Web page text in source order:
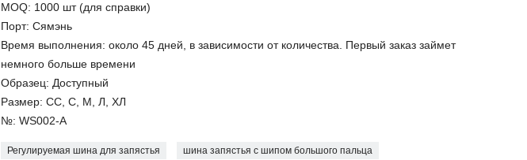
MOQ: 1000 шт (для справки)
Порт: Сямэнь
Время выполнения: около 45 дней, в зависимости от количества. Первый заказ займет
немного больше времени
Образец: Доступный
Размер: СС, С, М, Л, ХЛ
№: WS002-A
Регулируемая шина для запястья шина запястья с шипом большого пальца